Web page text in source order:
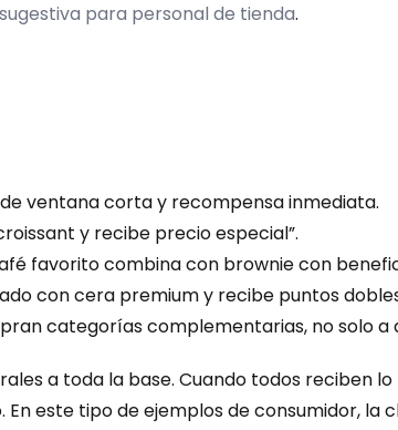
para personal de tienda.
ventana corta y recompensa inmediata.
y recibe precio especial”.
favorito combina con brownie con
con cera premium y recibe puntos
categorías complementarias, no solo a
a toda la base. Cuando todos reciben
este tipo de ejemplos de consumidor,